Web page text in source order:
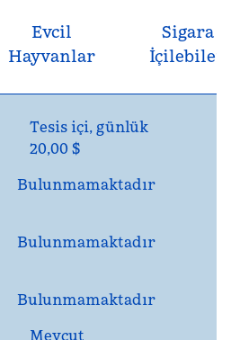
Evcil
Hayvanlar
Sigara
İçilebilen
Tesis içi, günlük
20,00 $
Bulunmamaktadır
Bulunmamaktadır
Bulunmamaktadır
Mevcut